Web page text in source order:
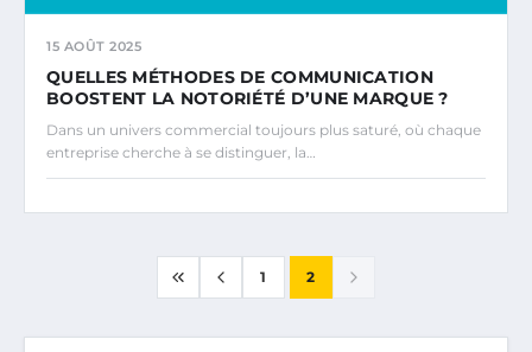
15 AOÛT 2025
QUELLES MÉTHODES DE COMMUNICATION
BOOSTENT LA NOTORIÉTÉ D’UNE MARQUE ?
Dans un univers commercial toujours plus saturé, où chaque
entreprise cherche à se distinguer, la…
1 2